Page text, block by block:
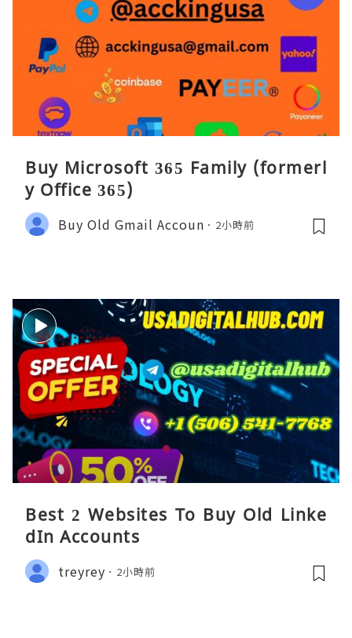
Buy Microsoft 365 Family (formerl
y Office 365)
Buy Old Gmail Accoun 2小時前
Best 2 Websites To Buy Old Linke
dIn Accounts
treyrey 2小時前